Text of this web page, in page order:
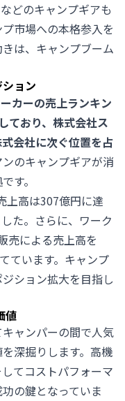
どのキャンプギアも
市場への本格参入を
は、キャンプブーム
ョン
カーの売上ランキン
ており、株式会社ス
会社に次ぐ位置を占
のキャンプギアが消
す。
上高は307億円に達
た。さらに、ワーク
売による売上高を
ています。キャンプ
ション拡大を目指し
値
ャンパーの間で人気
深掘りします。高機
てコストパフォーマ
の鍵となっていま